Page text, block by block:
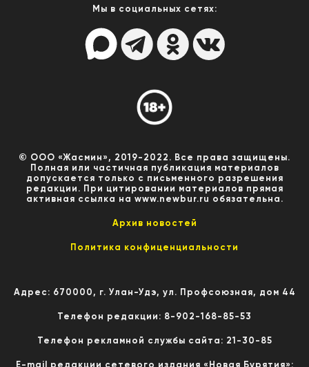
Мы в социальных сетях:
© ООО «Жасмин», 2019-2022. Все права защищены.
Полная или частичная публикация материалов
допускается только с письменного разрешения
редакции. При цитировании материалов прямая
активная ссылка на www.newbur.ru обязательна.
Архив новостей
Политика конфиценциальности
Адрес: 670000, г. Улан-Удэ, ул. Профсоюзная, дом 44
Телефон редакции: 8-902-168-85-53
Телефон рекламной службы сайта: 21-30-85
E-mail редакции сетевого издания «Новая Бурятия»: